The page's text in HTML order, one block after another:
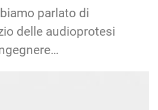
parlato di
delle audioprotesi